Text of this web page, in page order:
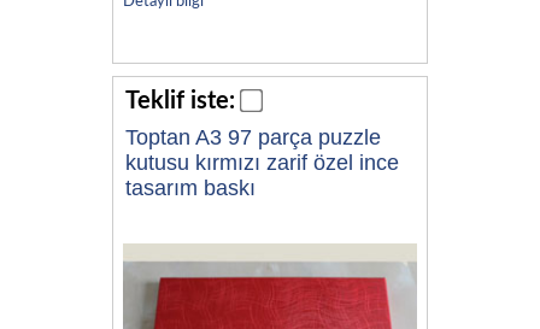
Teklif iste:
Toptan A3 97 parça puzzle
kutusu kırmızı zarif özel ince
tasarım baskı